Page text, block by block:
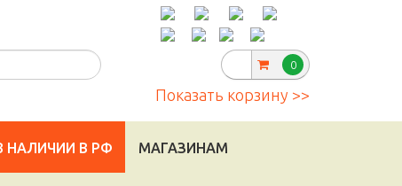
0
Показать корзину >>
НАЛИЧИИ В РФ МАГАЗИНАМ